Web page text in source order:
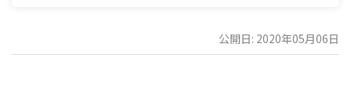
公開日: 2020年05月06日